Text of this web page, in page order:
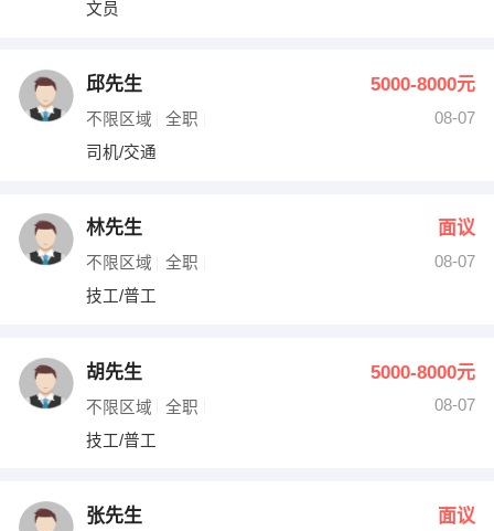
文员
邱先生 5000-8000元
不限区域 全职
08-07
司机/交通
林先生 面议
不限区域 全职
08-07
技工/普工
胡先生 5000-8000元
不限区域 全职
08-07
技工/普工
张先生 面议